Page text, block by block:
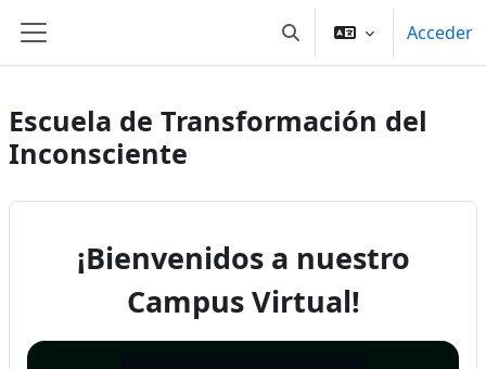
Panel lateral Selector de búsqueda
Acceder
Escuela de Transformación del
Inconsciente
¡Bienvenidos a nuestro
Campus Virtual!